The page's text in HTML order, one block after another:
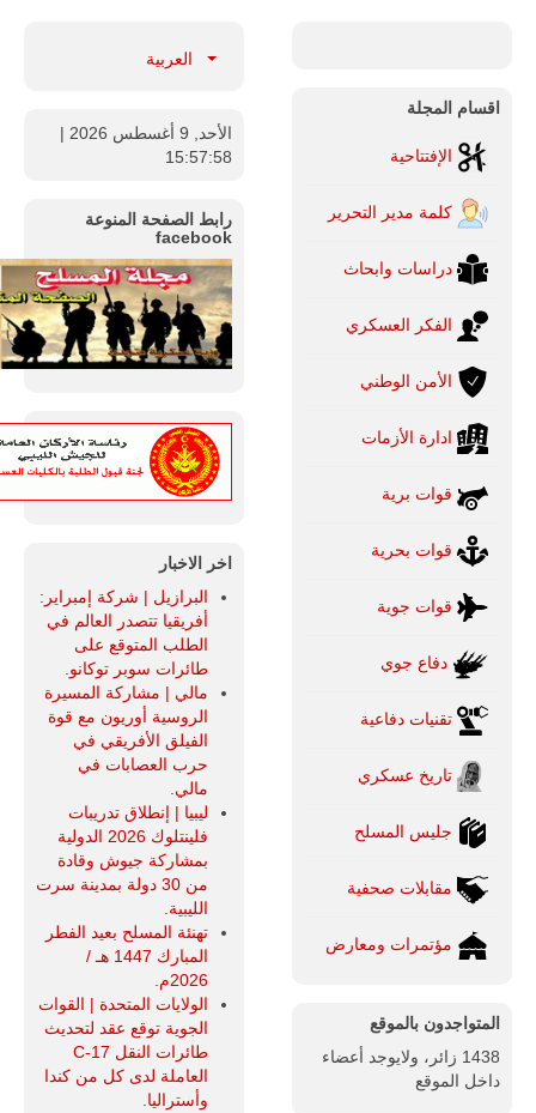
اقسام المجلة
الإفتتاحية
كلمة مدير التحرير
دراسات وابحاث
الفكر العسكري
الأمن الوطني
ادارة الأزمات
قوات برية
قوات بحرية
قوات جوية
دفاع جوي
تقنيات دفاعية
تاريخ عسكري
جليس المسلح
مقابلات صحفية
مؤتمرات ومعارض
المتواجدون بالموقع
1438 زائر، ولايوجد أعضاء
داخل الموقع
العربية
الأحد, 9 أغسطس 2026
|
15:57:59
رابط الصفحة المنوعة
facebook
اخر الاخبار
البرازيل | شركة إمبراير:
أفريقيا تتصدر العالم في
الطلب المتوقع على
طائرات سوبر توكانو.
مالي | مشاركة المسيرة
الروسية أوريون مع قوة
الفيلق الأفريقي في
حرب العصابات في
مالي.
ليبيا | إنطلاق تدريبات
فلينتلوك 2026 الدولية
بمشاركة جيوش وقادة
من 30 دولة بمدينة سرت
الليبية.
تهنئة المسلح بعيد الفطر
المبارك 1447 هـ /
2026م.
الولايات المتحدة | القوات
الجوية توقع عقد لتحديث
طائرات النقل C-17
العاملة لدى كل من كندا
وأستراليا.